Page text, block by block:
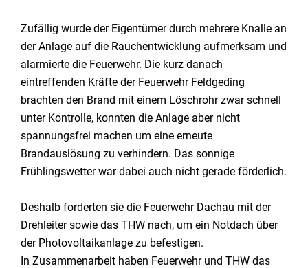
Zufällig wurde der Eigentümer durch mehrere Knalle an
der Anlage auf die Rauchentwicklung aufmerksam und
alarmierte die Feuerwehr. Die kurz danach
eintreffenden Kräfte der Feuerwehr Feldgeding
brachten den Brand mit einem Löschrohr zwar schnell
unter Kontrolle, konnten die Anlage aber nicht
spannungsfrei machen um eine erneute
Brandauslösung zu verhindern. Das sonnige
Frühlingswetter war dabei auch nicht gerade förderlich.
Deshalb forderten sie die Feuerwehr Dachau mit der
Drehleiter sowie das THW nach, um ein Notdach über
der Photovoltaikanlage zu befestigen.
In Zusammenarbeit haben Feuerwehr und THW das